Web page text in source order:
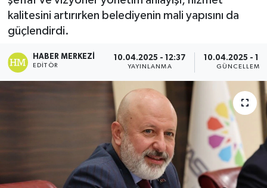
kalitesini artırırken belediyenin mali yapısını da
güçlendirdi.
HABER MERKEZI
EDITÖR
10.04.2025 - 12:37
YAYINLANMA
10.04.2025 -
GÜNCELLEME